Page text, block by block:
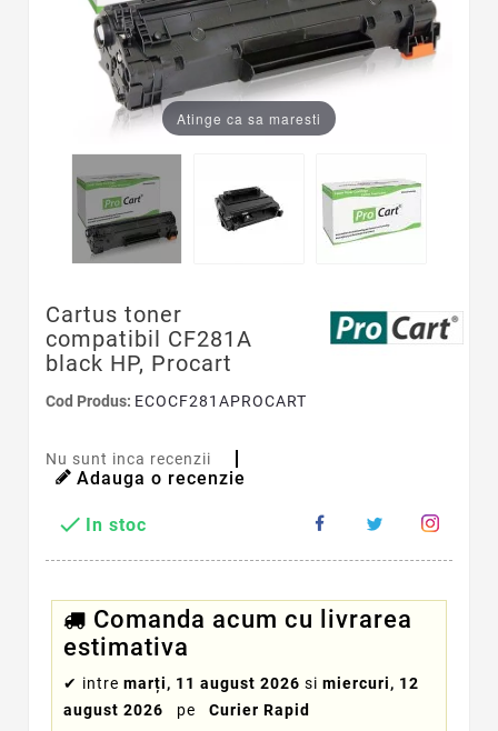
Atinge ca sa maresti
Cartus toner
compatibil CF281A
black HP, Procart
Cod Produs: ECOCF281APROCART
Nu sunt inca recenzii
Adauga o recenzie
 In stoc
Comanda acum cu livrarea
estimativa
✔ intre marți, 11 august 2026 si miercuri, 12
august 2026
pe Curier Rapid